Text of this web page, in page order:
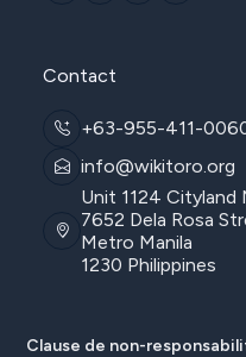
Contact
+63-955-411-
info@wikitoro.org
Unit 1124 Cityland
7652 Dela Rosa
Metro Manila
1230 Philippines
Clause de non-